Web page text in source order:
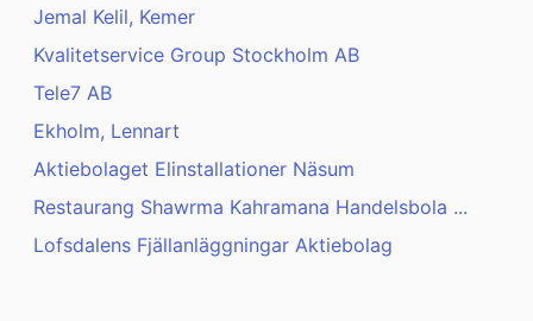
Jemal Kelil, Kemer
Kvalitetservice Group Stockholm AB
Tele7 AB
Ekholm, Lennart
Aktiebolaget Elinstallationer Näsum
Restaurang Shawrma Kahramana Handelsbola ...
Lofsdalens Fjällanläggningar Aktiebolag